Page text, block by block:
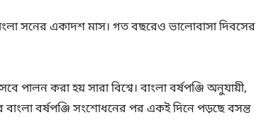
সনের একাদশ মাস। গত বছরেও ভালোবাসা দিবসের
পালন করা হয় সারা বিশ্বে। বাংলা বর্ষপঞ্জি অনুযায়ী,
বাংলা বর্ষপঞ্জি সংশোধনের পর একই দিনে পড়ছে বসন্ত